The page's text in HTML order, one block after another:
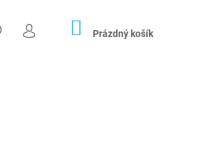
HLEDAT
PŘIHLÁŠENÍ
NÁKUPNÍ
KOŠÍK
Prázdný košík